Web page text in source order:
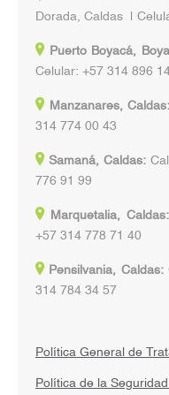
Dorada, Caldas |
Puerto Boyacá,
Celular: +57 314 896
Manzanares, Caldas:
314 774 00 43
Samaná, Caldas:
776 91 99
Marquetalia, Caldas:
+57 314 778 71 40
Pensilvania, Caldas:
314 784 34 57
Política General de
Política de la